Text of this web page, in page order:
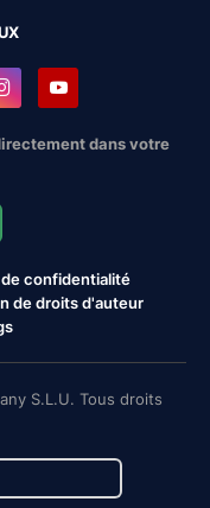
dans votre
confidentialité
de droits d'auteur
S.L.U. Tous droits